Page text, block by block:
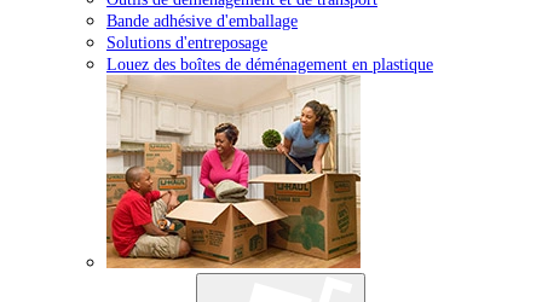
Bande adhésive d'emballage
Solutions d'entreposage
Louez des boîtes de déménagement en plastique